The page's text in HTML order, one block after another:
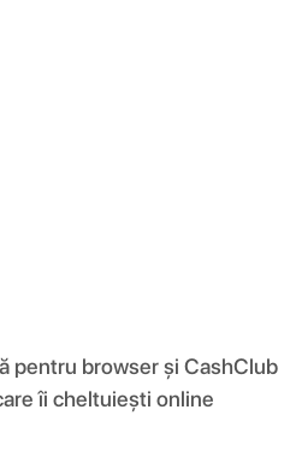
pentru browser și CashClub
îi cheltuiești online